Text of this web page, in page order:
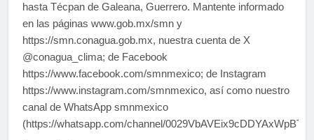
hasta Técpan de Galeana, Guerrero. Mantente informado
en las páginas www.gob.mx/smn y
https://smn.conagua.gob.mx, nuestra cuenta de X
@conagua_clima; de Facebook
https://www.facebook.com/smnmexico; de Instagram
https://www.instagram.com/smnmexico, así como nuestro
canal de WhatsApp smnmexico
(https://whatsapp.com/channel/